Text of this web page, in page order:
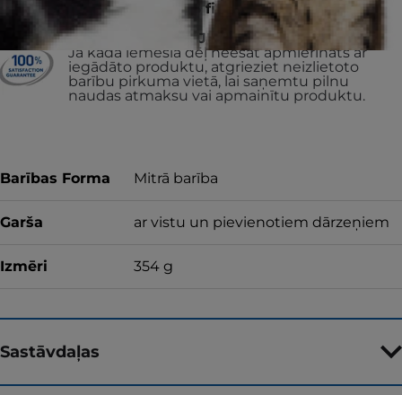
SHELTER PETS find a forever home
& counting
VAI ATGRIEZĪSIM JŪSU NAUDU
Ja kāda iemesla dēļ neesat apmierināts ar
iegādāto produktu, atgrieziet neizlietoto
barību pirkuma vietā, lai saņemtu pilnu
naudas atmaksu vai apmainītu produktu.
Barības Forma Mitrā barība
Garša ar vistu un pievienotiem dārzeņiem
Izmēri 354 g
Sastāvdaļas